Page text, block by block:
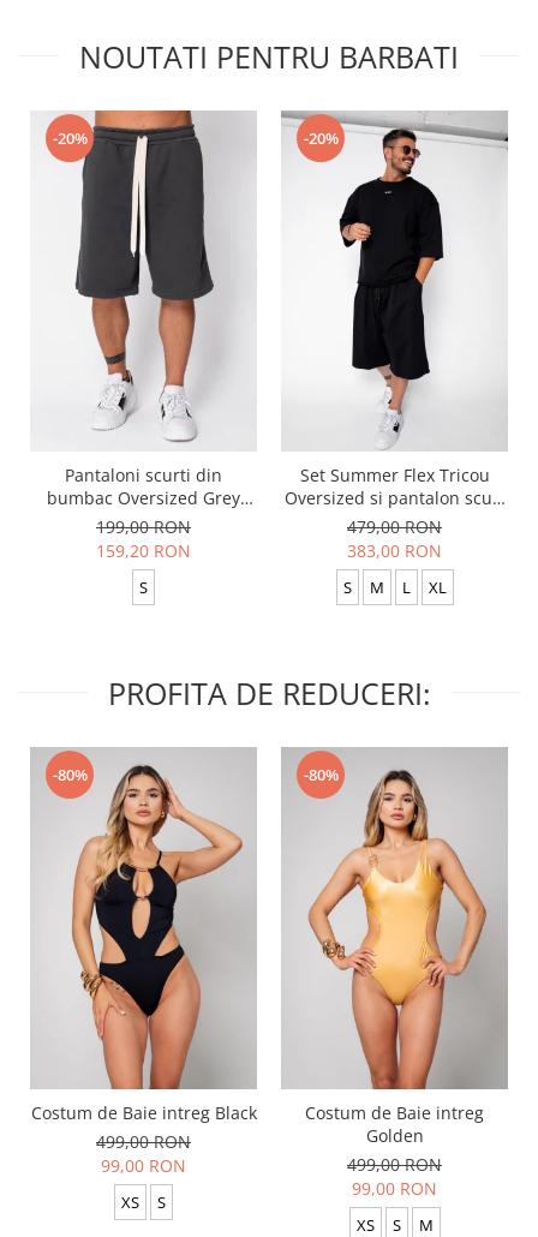
NOUTATI PENTRU BARBATI
-20%
Pantaloni scurti din
bumbac Oversized Grey
Anthracite
199,00 RON
159,20 RON
S
-20%
Set Summer Flex Tricou
Oversized si pantalon scurt
Baggy Black
479,00 RON
383,00 RON
S M L XL
PROFITA DE REDUCERI:
-80%
Costum de Baie intreg Black
499,00 RON
99,00 RON
XS S
-80%
Costum de Baie intreg
Golden
499,00 RON
99,00 RON
XS S M